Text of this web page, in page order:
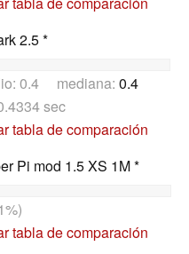
2.5 *
0.4 mediana: 0.4
sec
tabla de comparación
Pi mod 1.5 XS 1M *
tabla de comparación